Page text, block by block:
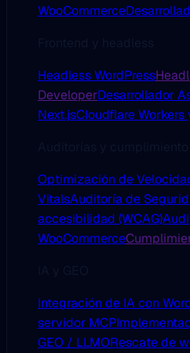
WooCommerce
Headless WordPress
DeveloperDesarrollador
Next.jsCloudflare Workers
Optimización de
VitalsAuditoría de
accesibilidad (WCAG)
WooCommerce
Integración de IA con
servidor MCP
GEO / LLMORescate de